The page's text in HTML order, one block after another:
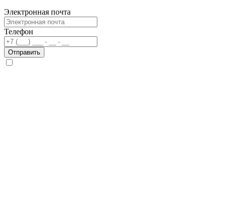
Электронная почта
Телефон
Отправить